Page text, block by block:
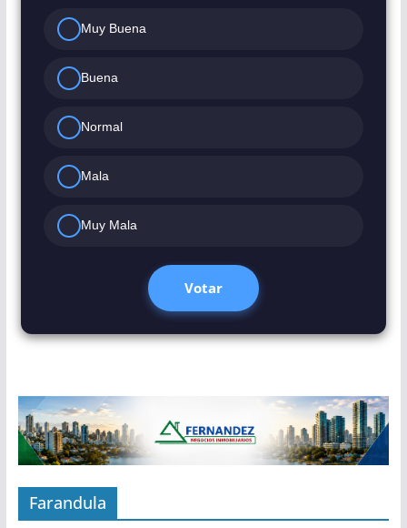
Muy Buena
Buena
Normal
Mala
Muy Mala
Votar
Farandula